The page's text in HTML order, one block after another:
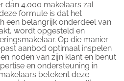
dan 4.000 makelaars zal
formule is dat het
een belangrijk onderdeel van
wordt opgesteld en
Op die manier
aanbod optimaal inspelen
noden van zijn klant en benut
en ondersteuning in
betekent deze